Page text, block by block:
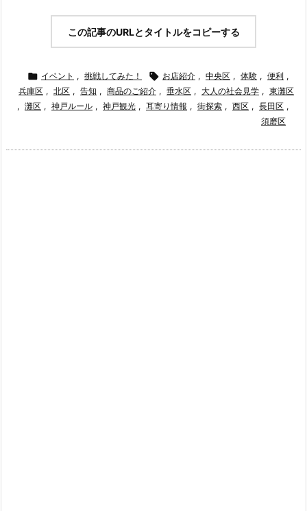
この記事のURLとタイトルをコピーする
 イベント , 挑戦してみた！  お店紹介 , 中央区 , 体験 , 便利 ,
兵庫区 , 北区 , 告知 , 商品のご紹介 , 垂水区 , 大人の社会見学 , 東灘区
, 灘区 , 神戸ルール , 神戸観光 , 耳寄り情報 , 街探索 , 西区 , 長田区 ,
須磨区